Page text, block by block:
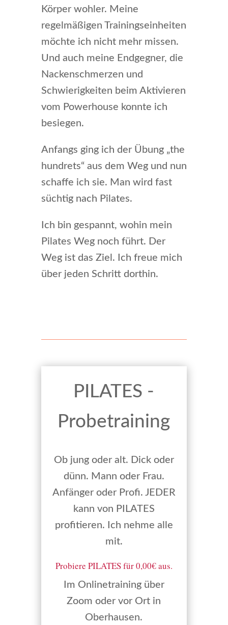
Körper wohler. Meine
regelmäßigen Trainingseinheiten
möchte ich nicht mehr missen.
Und auch meine Endgegner, die
Nackenschmerzen und
Schwierigkeiten beim Aktivieren
vom Powerhouse konnte ich
besiegen.
Anfangs ging ich der Übung „the
hundrets“ aus dem Weg und nun
schaffe ich sie. Man wird fast
süchtig nach Pilates.
Ich bin gespannt, wohin mein
Pilates Weg noch führt. Der
Weg ist das Ziel. Ich freue mich
über jeden Schritt dorthin.
PILATES -
Probetraining
Ob jung oder alt. Dick oder
dünn. Mann oder Frau.
Anfänger oder Profi. JEDER
kann von PILATES
profitieren. Ich nehme alle
mit.
Probiere PILATES für 0,00€ aus.
Im Onlinetraining über
Zoom oder vor Ort in
Oberhausen.